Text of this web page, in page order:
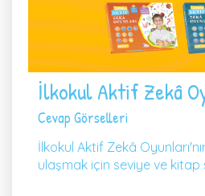
İlkokul Aktif Zekâ
Cevap Görselleri
İlkokul Aktif Zekâ
ulaşmak için seviye ve kitap